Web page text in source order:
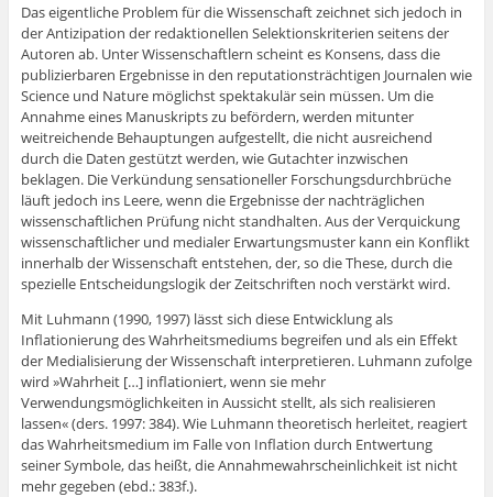
Das eigentliche Problem für die Wissenschaft zeichnet sich jedoch in
der Antizipation der redaktionellen Selektionskriterien seitens der
Autoren ab. Unter Wissenschaftlern scheint es Konsens, dass die
publizierbaren Ergebnisse in den reputationsträchtigen Journalen wie
Science und Nature möglichst spektakulär sein müssen. Um die
Annahme eines Manuskripts zu befördern, werden mitunter
weitreichende Behauptungen aufgestellt, die nicht ausreichend
durch die Daten gestützt werden, wie Gutachter inzwischen
beklagen. Die Verkündung sensationeller Forschungsdurchbrüche
läuft jedoch ins Leere, wenn die Ergebnisse der nachträglichen
wissenschaftlichen Prüfung nicht standhalten. Aus der Verquickung
wissenschaftlicher und medialer Erwartungsmuster kann ein Konflikt
innerhalb der Wissenschaft entstehen, der, so die These, durch die
spezielle Entscheidungslogik der Zeitschriften noch verstärkt wird.
Mit Luhmann (1990, 1997) lässt sich diese Entwicklung als
Inflationierung des Wahrheitsmediums begreifen und als ein Effekt
der Medialisierung der Wissenschaft interpretieren. Luhmann zufolge
wird »Wahrheit […] inflationiert, wenn sie mehr
Verwendungsmöglichkeiten in Aussicht stellt, als sich realisieren
lassen« (ders. 1997: 384). Wie Luhmann theoretisch herleitet, reagiert
das Wahrheitsmedium im Falle von Inflation durch Entwertung
seiner Symbole, das heißt, die Annahmewahrscheinlichkeit ist nicht
mehr gegeben (ebd.: 383f.).